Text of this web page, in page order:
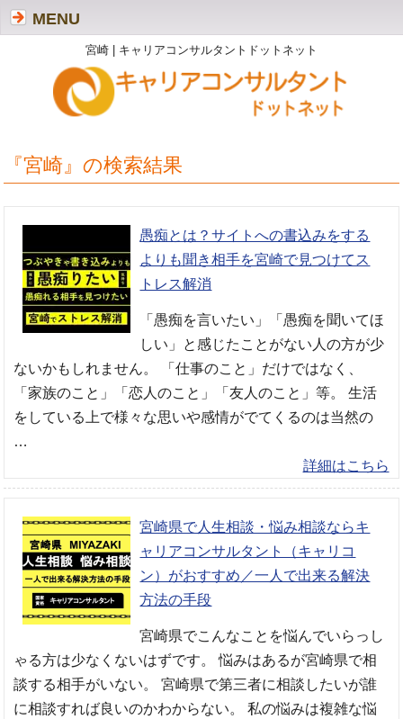
宮崎 | キャリアコンサルタントドットネット
MENU
『宮崎』の検索結果
愚痴とは？サイトへの書込みをする
よりも聞き相手を宮崎で見つけてス
トレス解消
「愚痴を言いたい」「愚痴を聞いてほ
しい」と感じたことがない人の方が少
ないかもしれません。 「仕事のこと」だけではなく、
「家族のこと」「恋人のこと」「友人のこと」等。 生活
をしている上で様々な思いや感情がでてくるのは当然の
…
詳細はこちら
宮崎県で人生相談・悩み相談ならキ
ャリアコンサルタント（キャリコ
ン）がおすすめ／一人で出来る解決
方法の手段
宮崎県でこんなことを悩んでいらっし
ゃる方は少なくないはずです。 悩みはあるが宮崎県で相
談する相手がいない。 宮崎県で第三者に相談したいが誰
に相談すれば良いのかわからない。 私の悩みは複雑な悩